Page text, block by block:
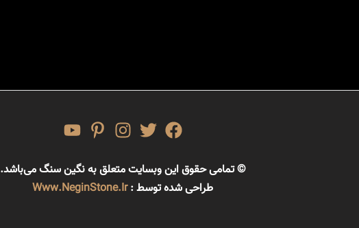
© تمامی حقوق این وبسایت متعلق به نگین سنگ می‌باشد.
طراحی شده توسط :Www.NeginStone.ir